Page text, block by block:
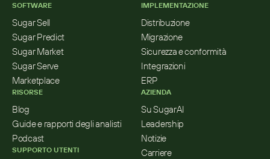
SOFTWARE
Sugar Sell
Sugar Predict
Sugar Market
Sugar Serve
Marketplace
RISORSE
Blog
Guide e rapporti degli analisti
Podcast
SUPPORTO UTENTI
IMPLEMENTAZIONE
Distribuzione
Migrazione
Sicurezza e conformità
Integrazioni
ERP
AZIENDA
Su SugarAI
Leadership
Notizie
Carriere